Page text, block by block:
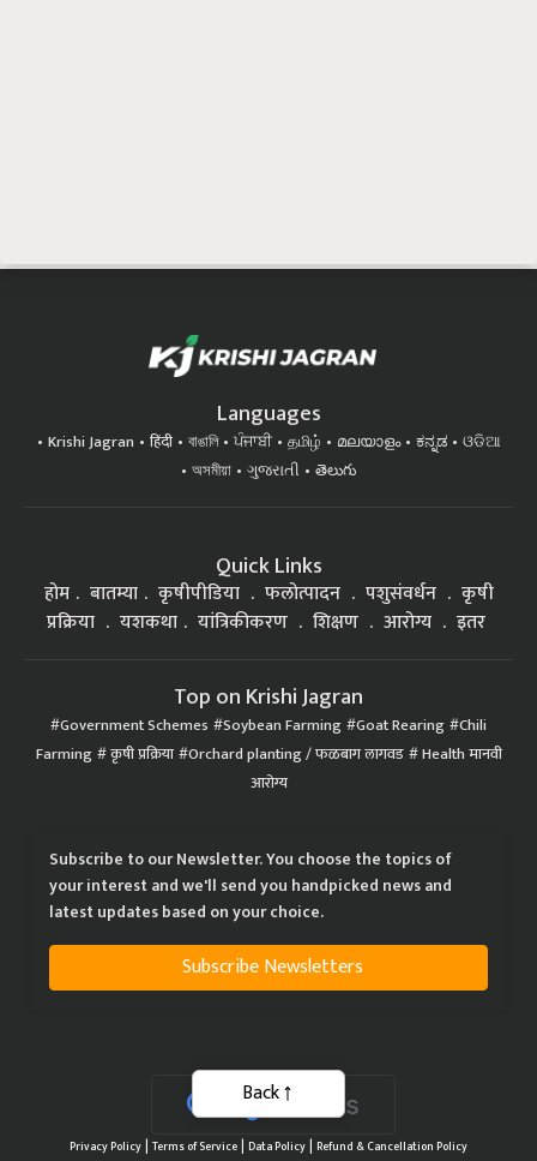
Languages
Krishi Jagran हिंदी বাঙালি ਪੰਜਾਬੀ தமிழ் മലയാളം ಕನ್ನಡ
ଓଡିଆ
অসমীয়া
ગુજરાતી తెలుగు
Quick Links
होम बातम्या कृषीपीडिया फलोत्पादन पशुसंवर्धन
कृषी
प्रक्रिया
यशकथा यांत्रिकीकरण शिक्षण आरोग्य इतर
Top on Krishi Jagran
Government Schemes Soybean Farming Goat Rearing Chili
Farming कृषी प्रक्रिया Orchard planting / फळबाग लागवड Health मानवी
आरोग्य
Subscribe to our Newsletter. You choose the topics of
your interest and we'll send you handpicked news and
latest updates based on your choice.
Subscribe Newsletters
Privacy Policy| Terms of Service| Data Policy| Refund & Cancellation Policy
Back